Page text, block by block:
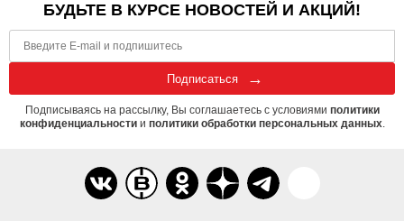
БУДЬТЕ В КУРСЕ НОВОСТЕЙ И АКЦИЙ!
Подписаться
Подписываясь на рассылку, Вы соглашаетесь с условиями политики
конфиденциальностии политики обработки персональных данных.